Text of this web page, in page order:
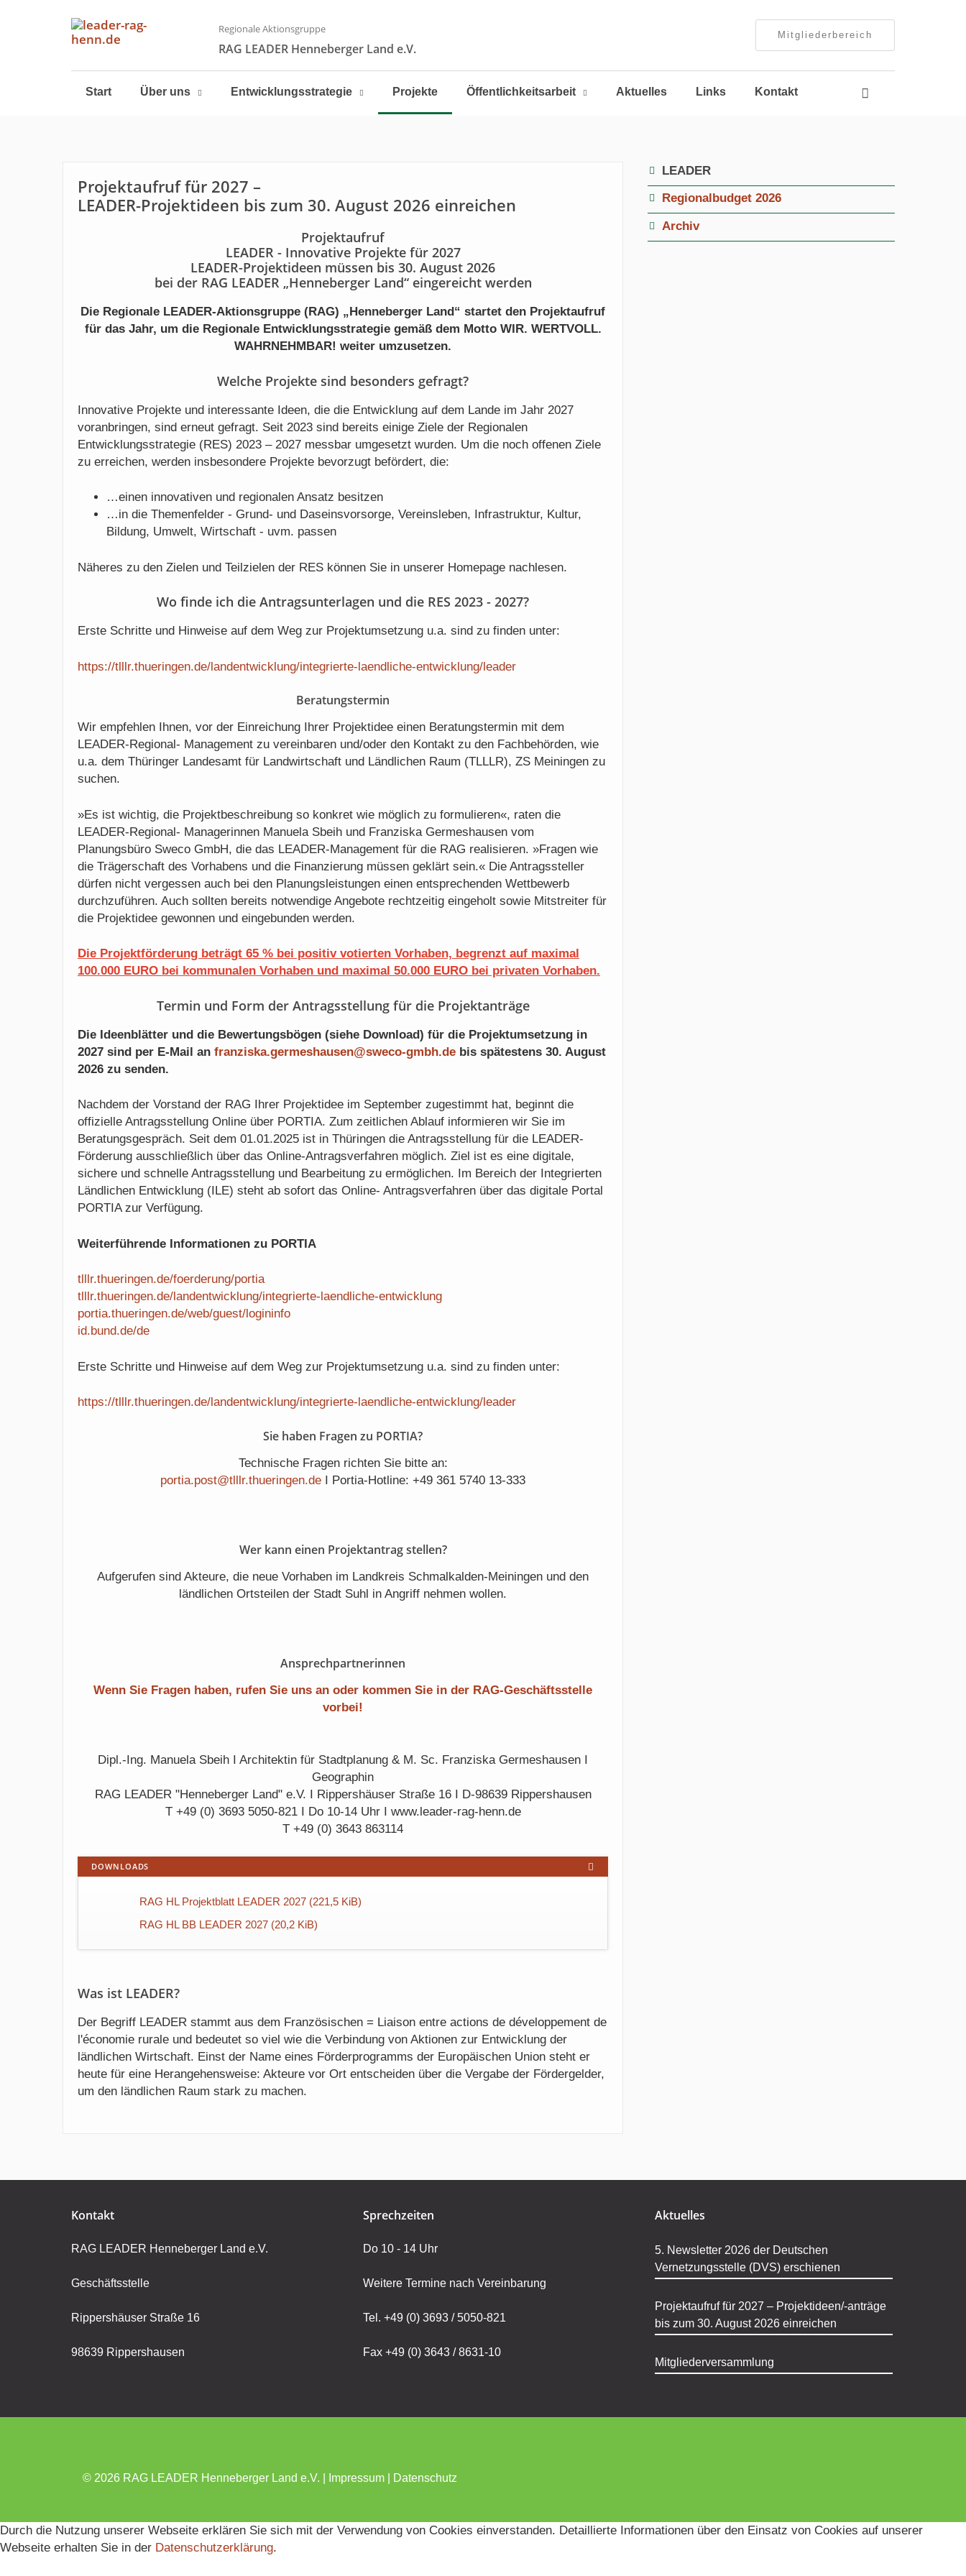
Regionale Aktionsgruppe
RAG LEADER Henneberger Land e.V.
Mitgliederbereich
überspringen
Start Über uns Entwicklungsstrategie Projekte Öffentlichkeitsarbeit Aktuelles Links Kontakt
Projektaufruf für 2027 –
LEADER-Projektideen bis zum 30. August 2026 einreichen
Projektaufruf
LEADER - Innovative Projekte für 2027
LEADER-Projektideen müssen bis 30. August 2026
bei der RAG LEADER „Henneberger Land“ eingereicht werden
Die Regionale LEADER-Aktionsgruppe (RAG) „Henneberger Land“ startet den Projektaufruf
für das Jahr, um die Regionale Entwicklungsstrategie gemäß dem Motto WIR. WERTVOLL.
WAHRNEHMBAR! weiter umzusetzen.
Welche Projekte sind besonders gefragt?
Innovative Projekte und interessante Ideen, die die Entwicklung auf dem Lande im Jahr 2027
voranbringen, sind erneut gefragt. Seit 2023 sind bereits einige Ziele der Regionalen
Entwicklungsstrategie (RES) 2023 – 2027 messbar umgesetzt wurden. Um die noch offenen Ziele
zu erreichen, werden insbesondere Projekte bevorzugt befördert, die:
…einen innovativen und regionalen Ansatz besitzen
…in die Themenfelder - Grund- und Daseinsvorsorge, Vereinsleben, Infrastruktur, Kultur,
Bildung, Umwelt, Wirtschaft - uvm. passen
Näheres zu den Zielen und Teilzielen der RES können Sie in unserer Homepage nachlesen.
Wo finde ich die Antragsunterlagen und die RES 2023 - 2027?
Erste Schritte und Hinweise auf dem Weg zur Projektumsetzung u.a. sind zu finden unter:
https://tlllr.thueringen.de/landentwicklung/integrierte-laendliche-entwicklung/leader
Beratungstermin
Wir empfehlen Ihnen, vor der Einreichung Ihrer Projektidee einen Beratungstermin mit dem
LEADER-Regional- Management zu vereinbaren und/oder den Kontakt zu den Fachbehörden, wie
u.a. dem Thüringer Landesamt für Landwirtschaft und Ländlichen Raum (TLLLR), ZS Meiningen zu
suchen.
»Es ist wichtig, die Projektbeschreibung so konkret wie möglich zu formulieren«, raten die
LEADER-Regional- Managerinnen Manuela Sbeih und Franziska Germeshausen vom
Planungsbüro Sweco GmbH, die das LEADER-Management für die RAG realisieren. »Fragen wie
die Trägerschaft des Vorhabens und die Finanzierung müssen geklärt sein.« Die Antragssteller
dürfen nicht vergessen auch bei den Planungsleistungen einen entsprechenden Wettbewerb
durchzuführen. Auch sollten bereits notwendige Angebote rechtzeitig eingeholt sowie Mitstreiter für
die Projektidee gewonnen und eingebunden werden.
Die Projektförderung beträgt 65 % bei positiv votierten Vorhaben, begrenzt auf maximal
100.000 EURO bei kommunalen Vorhaben und maximal 50.000 EURO bei privaten Vorhaben.
Termin und Form der Antragsstellung für die Projektanträge
Die Ideenblätter und die Bewertungsbögen (siehe Download) für die Projektumsetzung in
2027 sind per E-Mail an franziska.germeshausen@sweco-gmbh.de bis spätestens 30. August
2026 zu senden.
Nachdem der Vorstand der RAG Ihrer Projektidee im September zugestimmt hat, beginnt die
offizielle Antragsstellung Online über PORTIA. Zum zeitlichen Ablauf informieren wir Sie im
Beratungsgespräch. Seit dem 01.01.2025 ist in Thüringen die Antragsstellung für die LEADER-
Förderung ausschließlich über das Online-Antragsverfahren möglich. Ziel ist es eine digitale,
sichere und schnelle Antragsstellung und Bearbeitung zu ermöglichen. Im Bereich der Integrierten
Ländlichen Entwicklung (ILE) steht ab sofort das Online- Antragsverfahren über das digitale Portal
PORTIA zur Verfügung.
Weiterführende Informationen zu PORTIA
tlllr.thueringen.de/foerderung/portia
tlllr.thueringen.de/landentwicklung/integrierte-laendliche-entwicklung
portia.thueringen.de/web/guest/logininfo
id.bund.de/de
Erste Schritte und Hinweise auf dem Weg zur Projektumsetzung u.a. sind zu finden unter:
https://tlllr.thueringen.de/landentwicklung/integrierte-laendliche-entwicklung/leader
Sie haben Fragen zu PORTIA?
Technische Fragen richten Sie bitte an:
portia.post@tlllr.thueringen.de I Portia-Hotline: +49 361 5740 13-333
Wer kann einen Projektantrag stellen?
Aufgerufen sind Akteure, die neue Vorhaben im Landkreis Schmalkalden-Meiningen und den
ländlichen Ortsteilen der Stadt Suhl in Angriff nehmen wollen.
Ansprechpartnerinnen
Wenn Sie Fragen haben, rufen Sie uns an oder kommen Sie in der RAG-Geschäftsstelle
vorbei!
Dipl.-Ing. Manuela Sbeih I Architektin für Stadtplanung & M. Sc. Franziska Germeshausen I
Geographin
RAG LEADER "Henneberger Land" e.V. I Rippershäuser Straße 16 I D-98639 Rippershausen
T +49 (0) 3693 5050-821 I Do 10-14 Uhr I www.leader-rag-henn.de
T +49 (0) 3643 863114
DOWNLOADS
RAG HL Projektblatt LEADER 2027 (221,5 KiB)
RAG HL BB LEADER 2027 (20,2 KiB)
Was ist LEADER?
Der Begriff LEADER stammt aus dem Französischen = Liaison entre actions de développement de
l'économie rurale und bedeutet so viel wie die Verbindung von Aktionen zur Entwicklung der
ländlichen Wirtschaft. Einst der Name eines Förderprogramms der Europäischen Union steht er
heute für eine Herangehensweise: Akteure vor Ort entscheiden über die Vergabe der Fördergelder,
um den ländlichen Raum stark zu machen.
Navigation
überspringen
LEADER
Regionalbudget 2026
Archiv
Kontakt
RAG LEADER Henneberger Land e.V.
Geschäftsstelle
Rippershäuser Straße 16
98639 Rippershausen
Sprechzeiten
Do 10 - 14 Uhr
Weitere Termine nach Vereinbarung
Tel. +49 (0) 3693 / 5050-821
Fax +49 (0) 3643 / 8631-10
Aktuelles
5. Newsletter 2026 der Deutschen
Vernetzungsstelle (DVS) erschienen
Projektaufruf für 2027 – Projektideen/-anträge
bis zum 30. August 2026 einreichen
Mitgliederversammlung
© 2026 RAG LEADER Henneberger Land e.V. | Impressum Datenschutz
Durch die Nutzung unserer Webseite erklären Sie sich mit der Verwendung von Cookies einverstanden. Detaillierte Informationen über den Einsatz von Cookies auf unserer
Webseite erhalten Sie in der Datenschutzerklärung.